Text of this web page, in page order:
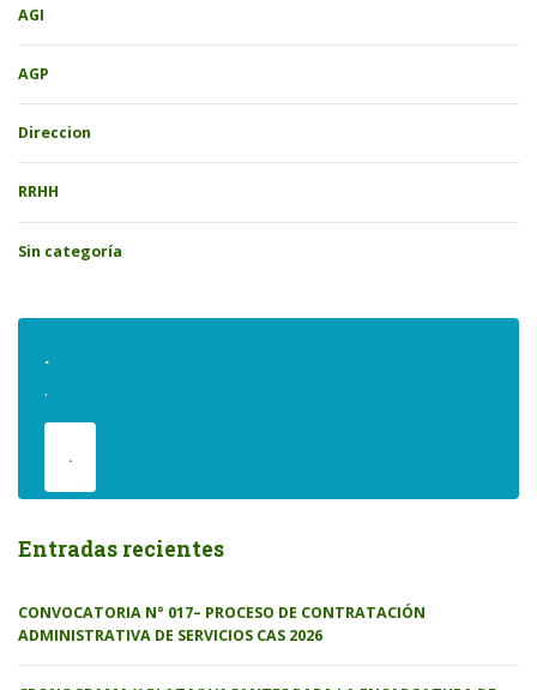
AGI
AGP
Direccion
RRHH
Sin categoría
.
.
.
Entradas recientes
CONVOCATORIA N° 017– PROCESO DE CONTRATACIÓN
ADMINISTRATIVA DE SERVICIOS CAS 2026